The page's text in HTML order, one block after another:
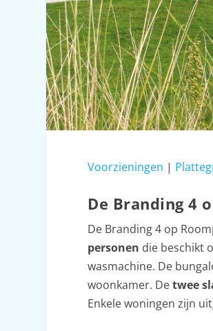
Voorzieningen |
De Branding 4
De Branding 4 op
personen die beschikt
wasmachine. De
woonkamer. Detwee
Enkele woningen zijn